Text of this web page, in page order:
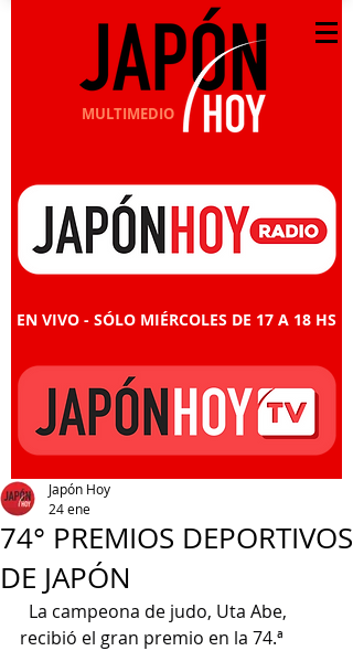
MULTIMEDIO
EN VIVO - SÓLO MIÉRCOLES DE 17 A 18 HS
74° PREMIOS DEPORTIVOS
DE JAPÓN
Japón Hoy
24 ene
La campeona de judo, Uta Abe,
recibió el gran premio en la 74.ª